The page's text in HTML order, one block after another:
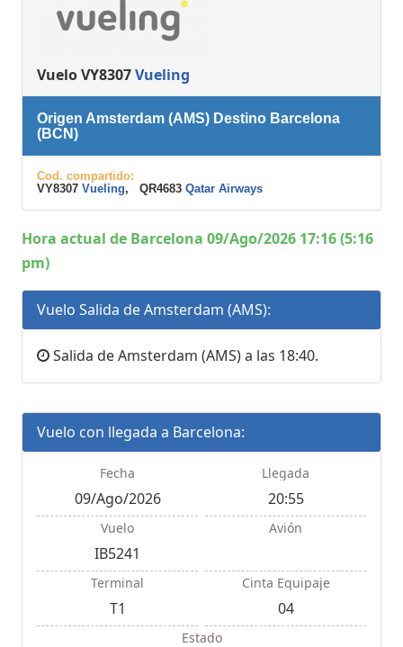
Vuelo VY8307Vueling
Origen Amsterdam (AMS) Destino Barcelona
(BCN)
Cod. compartido:
VY8307 Vueling, QR4683 Qatar Airways
Hora actual de Barcelona 09/Ago/2026 17:16 (5:16
pm)
Vuelo Salida de Amsterdam (AMS):
Salida de Amsterdam (AMS) a las 18:40.
Vuelo con llegada a Barcelona:
Fecha
09/Ago/2026
Llegada
20:55
Vuelo
IB5241
Avión
Terminal
T1
Cinta Equipaje
04
Estado